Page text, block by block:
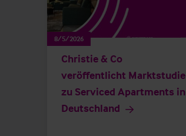
8/5/2026
Christie & Co
veröffentlicht Marktstudie
zu Serviced Apartments in
Deutschland